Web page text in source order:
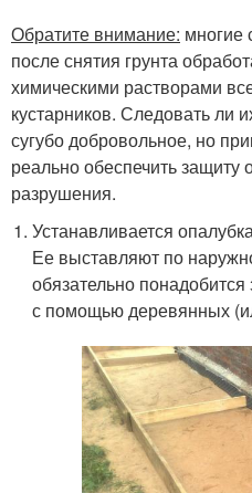
Обратите внимание: многие
после снятия грунта
химическими растворами
кустарников. Следовать ли
сугубо добровольное, но
реально обеспечить защиту
разрушения.
Устанавливается
Ее выставляют по
обязательно понадобится
с помощью деревянных